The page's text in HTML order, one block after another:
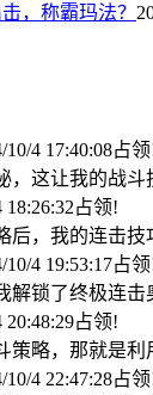
，称霸玛法？
10/4 17:40:08占
这让我的战
18:26:32占领!
，我的连击
10/4 19:53:17占
锁了终极连
20:48:29占领!
略，那就是
10/4 22:47:28占